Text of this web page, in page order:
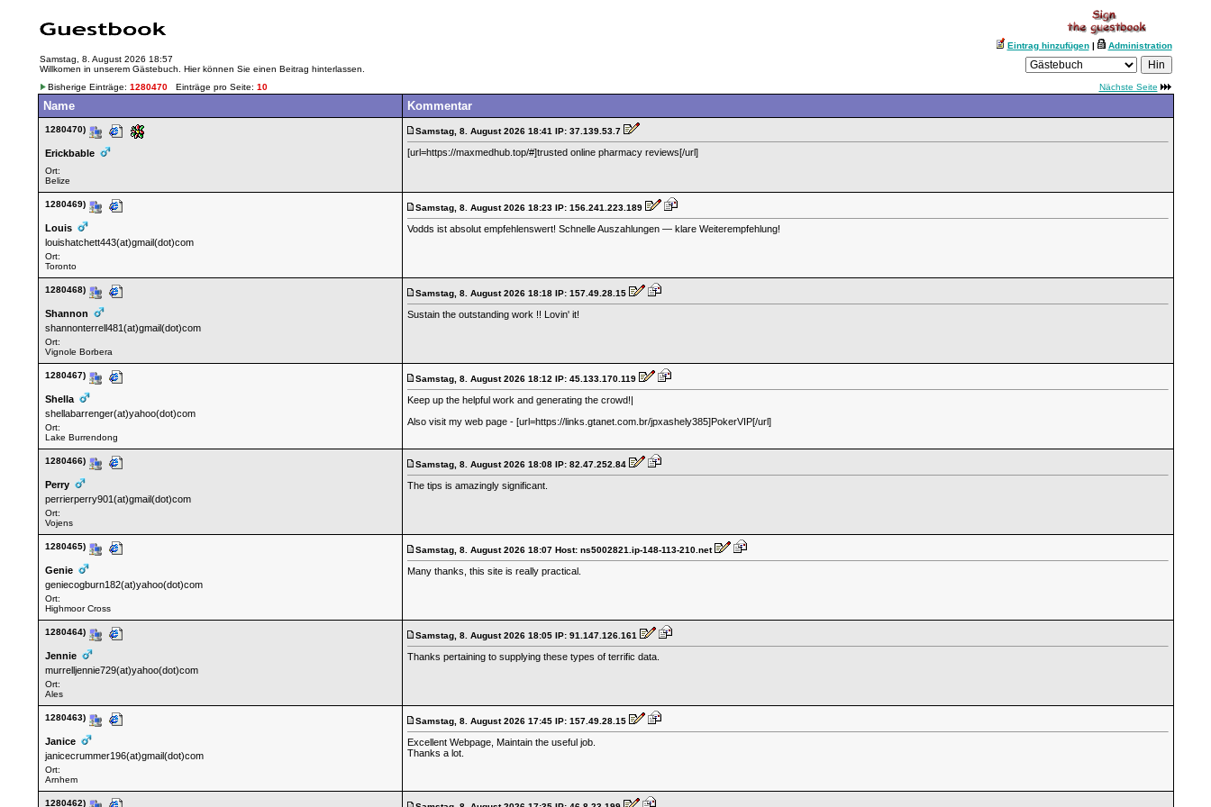
Eintrag hinzufügen |
Administration
Samstag, 8. August 2026 18:57
Willkomen in unserem Gästebuch. Hier können Sie einen Beitrag hinterlassen.
Bisherige Einträge: 1280470Einträge pro Seite: 10 Nächste Seite
Name Kommentar
1280470)
Erickbable
Ort:
Belize
Samstag, 8. August 2026 18:41 IP: 37.139.53.7
[url=https://maxmedhub.top/#]trusted online pharmacy reviews[/url]
1280469)
Louis
louishatchett443(at)gmail(dot)com
Ort:
Toronto
Samstag, 8. August 2026 18:23 IP: 156.241.223.189
Vodds ist absolut empfehlenswert! Schnelle Auszahlungen — klare Weiterempfehlung!
1280468)
Shannon
shannonterrell481(at)gmail(dot)com
Ort:
Vignole Borbera
Samstag, 8. August 2026 18:18 IP: 157.49.28.15
Sustain the outstanding work !! Lovin' it!
1280467)
Shella
shellabarrenger(at)yahoo(dot)com
Ort:
Lake Burrendong
Samstag, 8. August 2026 18:12 IP: 45.133.170.119
Keep up the helpful work and generating the crowd!|
Also visit my web page - [url=https://links.gtanet.com.br/jpxashely385]PokerVIP[/url]
1280466)
Perry
perrierperry901(at)gmail(dot)com
Ort:
Vojens
Samstag, 8. August 2026 18:08 IP: 82.47.252.84
The tips is amazingly significant.
1280465)
Genie
geniecogburn182(at)yahoo(dot)com
Ort:
Highmoor Cross
Samstag, 8. August 2026 18:07 Host: ns5002821.ip-148-113-210.net
Many thanks, this site is really practical.
1280464)
Jennie
murrelljennie729(at)yahoo(dot)com
Ort:
Ales
Samstag, 8. August 2026 18:05 IP: 91.147.126.161
Thanks pertaining to supplying these types of terrific data.
1280463)
Janice
janicecrummer196(at)gmail(dot)com
Ort:
Arnhem
Samstag, 8. August 2026 17:45 IP: 157.49.28.15
Excellent Webpage, Maintain the useful job.
Thanks a lot.
1280462)